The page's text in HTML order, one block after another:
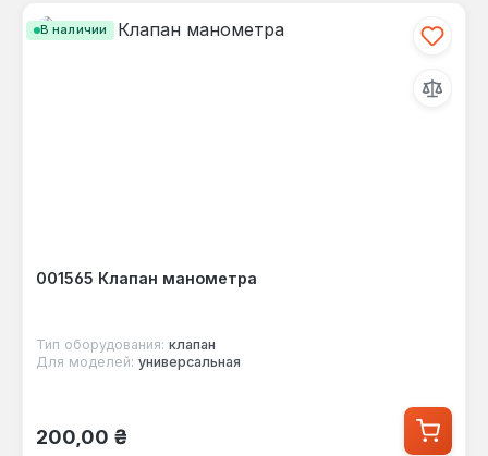
В наличии
001565 Клапан манометра
Тип оборудования: клапан
Для моделей: универсальная
Обычная цена:
200,00 ₴